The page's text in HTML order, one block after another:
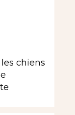
chiens